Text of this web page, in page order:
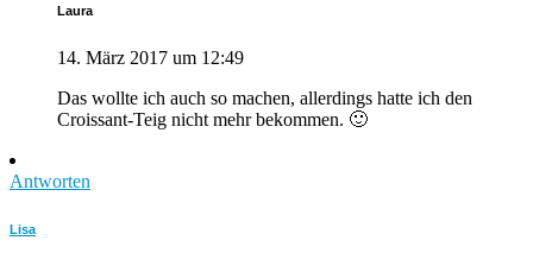
Laura
14. März 2017 um 12:49
Das wollte ich auch so machen, allerdings hatte ich den
Croissant-Teig nicht mehr bekommen. 🙂
Antworten
Lisa